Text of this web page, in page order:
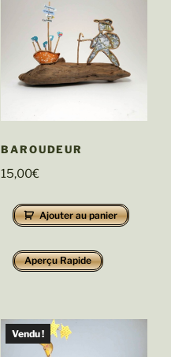
BAROUDEUR
15,00€
Ajouter au panier
Aperçu Rapide
Vendu !